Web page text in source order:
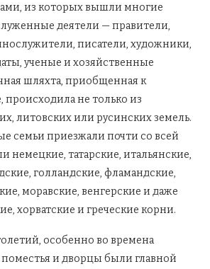
из которых вышли многие
деятели — правители,
писатели, художники,
ученые и хозяйственные
шляхта, приобщенная к
происходила не только из
литовских или русинских земель.
семьи приезжали почти со всей
немецкие, татарские, итальянские,
голландские, фламандские,
моравские, венгерские и даже
хорватские и греческие корни.
особенно во времена
и дворцы были главной